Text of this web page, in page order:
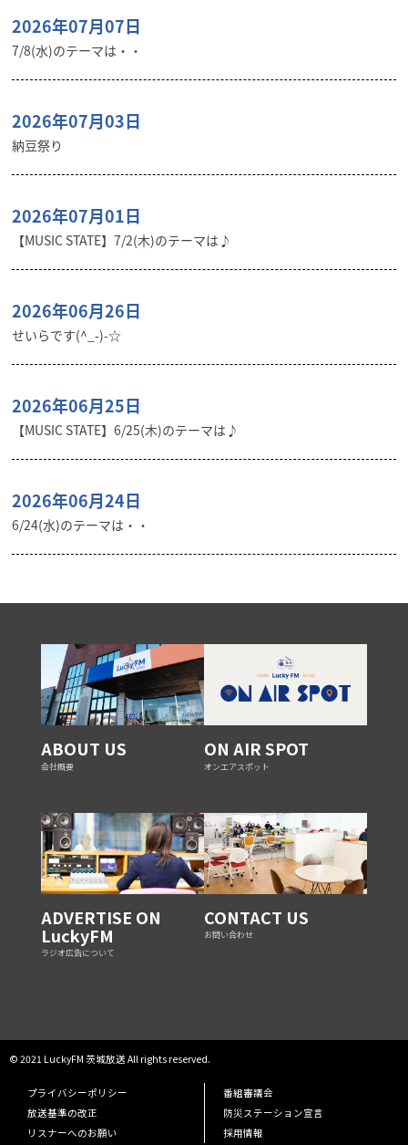
2026年07月07日
7/8(水)のテーマは・・
2026年07月03日
納豆祭り
2026年07月01日
【MUSIC STATE】7/2(木)のテーマは♪
2026年06月26日
せいらです(^_-)-☆
2026年06月25日
【MUSIC STATE】6/25(木)のテーマは♪
2026年06月24日
6/24(水)のテーマは・・
ABOUT US
会社概要
ON AIR SPOT
オンエアスポット
ADVERTISE ON
LuckyFM
ラジオ広告について
CONTACT US
お問い合わせ
© 2021 LuckyFM 茨城放送 All rights reserved.
プライバシーポリシー
番組審議会
放送基準の改正
防災ステーション宣言
リスナーへのお願い
採用情報